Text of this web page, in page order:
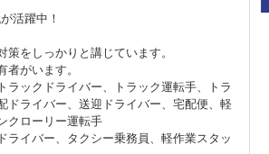
活躍中！
をしっかりと講じています。
がいます。
ラックドライバー、トラック運転手、トラ
ドライバー、送迎ドライバー、宅配便、軽
クローリー運転手
ライバー、タクシー乗務員、軽作業スタッ